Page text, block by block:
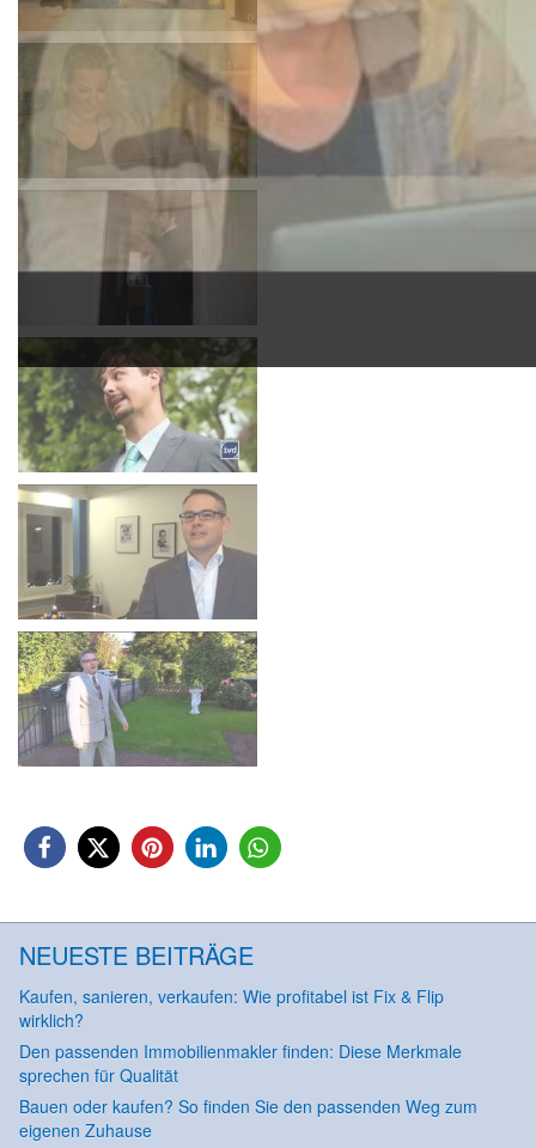
NEUESTE BEITRÄGE
Kaufen, sanieren, verkaufen: Wie profitabel ist Fix & Flip
wirklich?
Den passenden Immobilienmakler finden: Diese Merkmale
sprechen für Qualität
Bauen oder kaufen? So finden Sie den passenden Weg zum
eigenen Zuhause